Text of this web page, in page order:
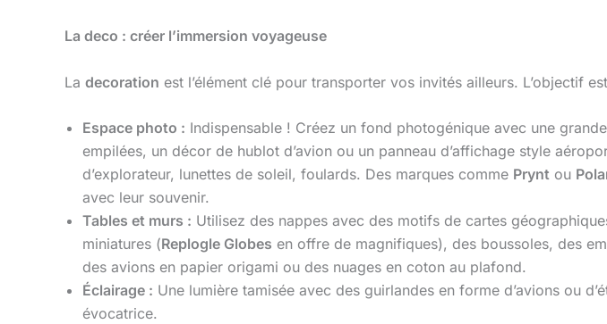
La deco : créer l’immersion voyageuse
La decoration est l’élément clé pour transporter vos invités ailleurs. L’objectif
Espace photo : Indispensable ! Créez un fond photogénique avec une
empilées, un décor de hublot d’avion ou un panneau d’affichage style
d’explorateur, lunettes de soleil, foulards. Des marques comme Prynt ou
avec leur souvenir.
Tables et murs : Utilisez des nappes avec des motifs de cartes
miniatures (Replogle Globes en offre de magnifiques), des boussoles, des
des avions en papier origami ou des nuages en coton au plafond.
Éclairage : Une lumière tamisée avec des guirlandes en forme d’avions ou
évocatrice.